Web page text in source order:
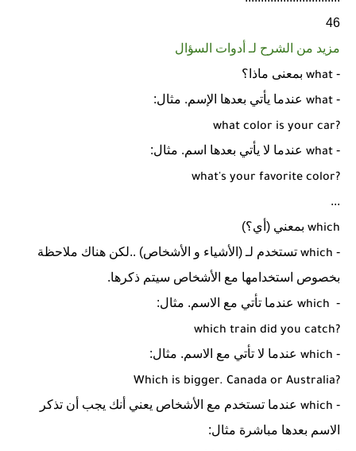
46
مزيد من الشرح لـ أدوات السؤال
-
what بمعنى ماذا؟
-
what عندما يأتي بعدها الإسم. مثال:
what color is your car?
-
what عندما لا يأتي بعدها اسم. مثال:
what's your favorite color?
...
which بمعني (أي؟)
-
which تستخدم لـ (الأشياء و الأشخاص) ..لكن هناك ملاحظة
بخصوص استخدامها مع الأشخاص سيتم ذكرها.
-
which عندما تأتي مع الاسم. مثال:
which train did you catch?
-
which عندما لا تأتي مع الاسم. مثال:
Which is bigger. Canada or Australia?
-
which عندما تستخدم مع الأشخاص يعني أنك يجب أن تذكر
الاسم بعدها مباشرة مثال: